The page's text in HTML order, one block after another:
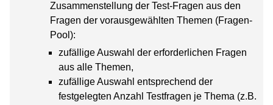
Zusammenstellung der Test-Fragen aus den
Fragen der vorausgewählten Themen (Fragen-
Pool):
zufällige Auswahl der erforderlichen Fragen
aus alle Themen,
zufällige Auswahl entsprechend der
festgelegten Anzahl Testfragen je Thema (z.B.